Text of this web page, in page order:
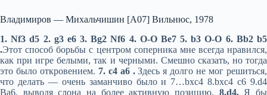
Владимиров — Михальчишин [A07] Вильнюс, 1978
1. Nf3 d5 2. g3 e6 3. Bg2 Nf6 4. O-O Be7 5. b3 O-O 6. Bb2 b5
.Этот способ борьбы с центром соперника мне всегда нравился,
как при игре белыми, так и черными. Смешно сказать, но тогда
это было откровением. 7. c4 a6 .Здесь я долго не мог решиться,
что делать — очень заманчиво было и 7…bxc4 8.bxc4 c6 9.d4
Ba6, выводя слона на более активную позицию. 8.d4. Я бы